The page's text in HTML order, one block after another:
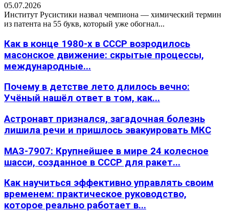
05.07.2026
Институт Русистики назвал чемпиона — химический термин
из патента на 55 букв, который уже обогнал...
Как в конце 1980-х в СССР возродилось
масонское движение: скрытые процессы,
международные...
Почему в детстве лето длилось вечно:
Учёный нашёл ответ в том, как...
Астронавт признался, загадочная болезнь
лишила речи и пришлось эвакуировать МКС
МАЗ-7907: Крупнейшее в мире 24 колесное
шасси, созданное в СССР для ракет...
Как научиться эффективно управлять своим
временем: практическое руководство,
которое реально работает в...